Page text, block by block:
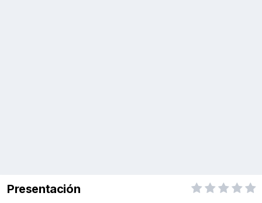
Presentación